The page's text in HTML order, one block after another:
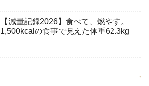
【減量記録2026】食べて、燃やす。
1,500kcalの食事で見えた体重62.3kg